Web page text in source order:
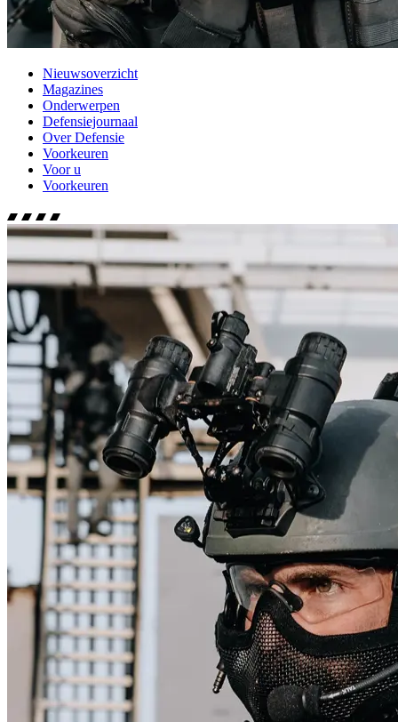
Nieuwsoverzicht
Magazines
Onderwerpen
Defensiejournaal
Over Defensie
Voorkeuren
Voor u
Voorkeuren